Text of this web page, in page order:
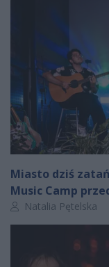
Miasto dziś
Music Camp
Autor artykułu:
Natalia Pętelska